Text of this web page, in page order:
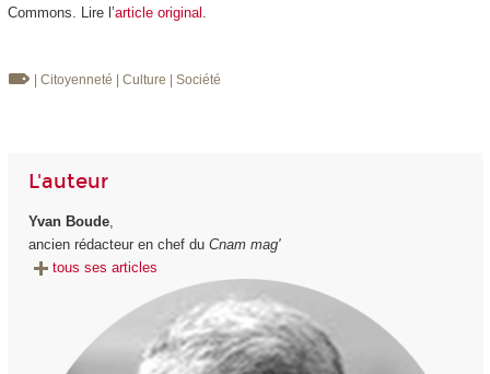
Commons. Lire l’article original .
| Citoyenneté | Culture | Société
L'auteur
Yvan Boude,
ancien rédacteur en chef du Cnam mag'
tous ses articles